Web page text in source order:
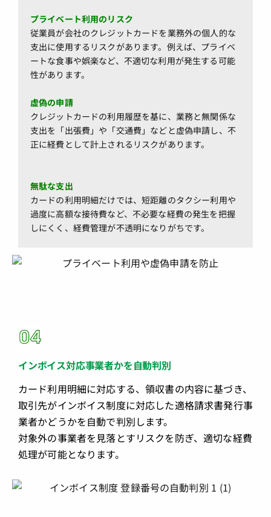
プライベート利用のリスク
従業員が会社のクレジットカードを業務外の個人的な
支出に使用するリスクがあります。例えば、プライベ
ートな食事や娯楽など、不適切な利用が発生する可能
性があります。
虚偽の申請
クレジットカードの利用履歴を基に、業務と無関係な
支出を「出張費」や「交通費」などと虚偽申請し、不
正に経費として計上されるリスクがあります。
無駄な支出
カードの利用明細だけでは、短距離のタクシー利用や
過度に高額な接待費など、不必要な経費の発生を把握
しにくく、経費管理が不透明になりがちです。
インボイス対応事業者かを自動判別
カード利用明細に対応する、領収書の内容に基づき、
取引先がインボイス制度に対応した適格請求書発行事
業者かどうかを自動で判別します。
対象外の事業者を見落とすリスクを防ぎ、適切な経費
処理が可能となります。